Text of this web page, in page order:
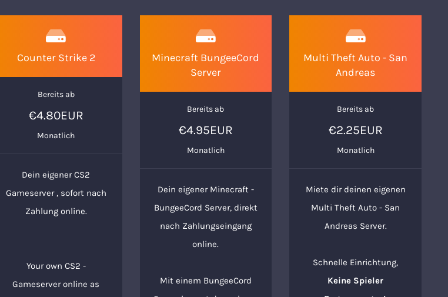
Counter Strike 2
Bereits ab
€4.80EUR
Monatlich
Dein eigener CS2
Gameserver , sofort nach
Zahlung online.
Your own CS2 -
Gameserver online as
Minecraft BungeeCord
Server
Bereits ab
€4.95EUR
Monatlich
Dein eigener Minecraft -
BungeeCord Server, direkt
nach Zahlungseingang
online.
Mit einem BungeeCord
Multi Theft Auto - San
Andreas
Bereits ab
€2.25EUR
Monatlich
Miete dir deinen eigenen
Multi Theft Auto - San
Andreas Server.
Schnelle Einrichtung,
Keine Spieler